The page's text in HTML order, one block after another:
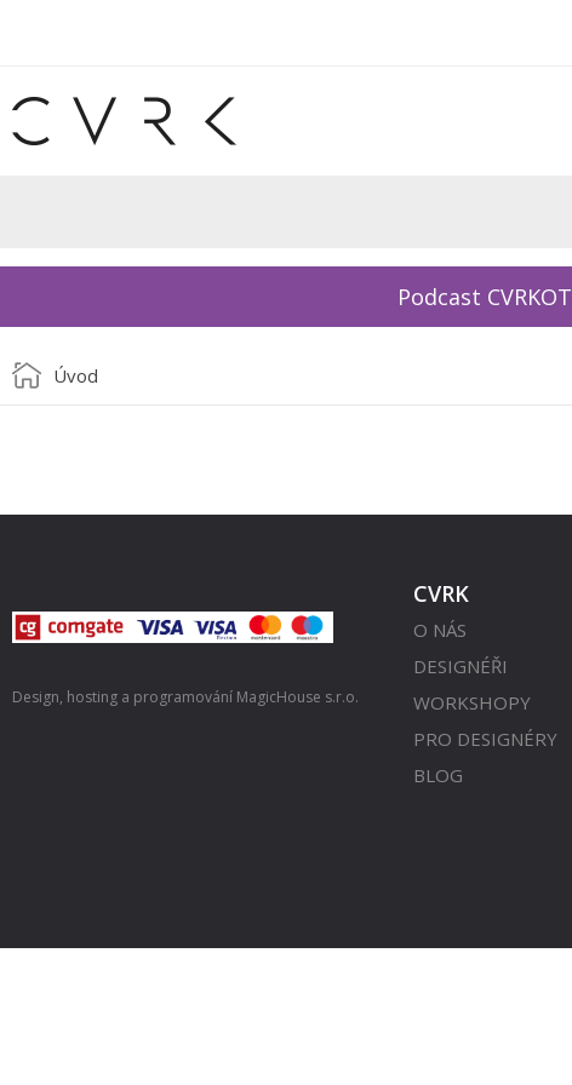
Podcast CVRKOT
Úvod
Design, hosting a programování MagicHouse s.r.o.
CVRK
O NÁS
DESIGNÉŘI
WORKSHOPY
PRO DESIGNÉRY
BLOG